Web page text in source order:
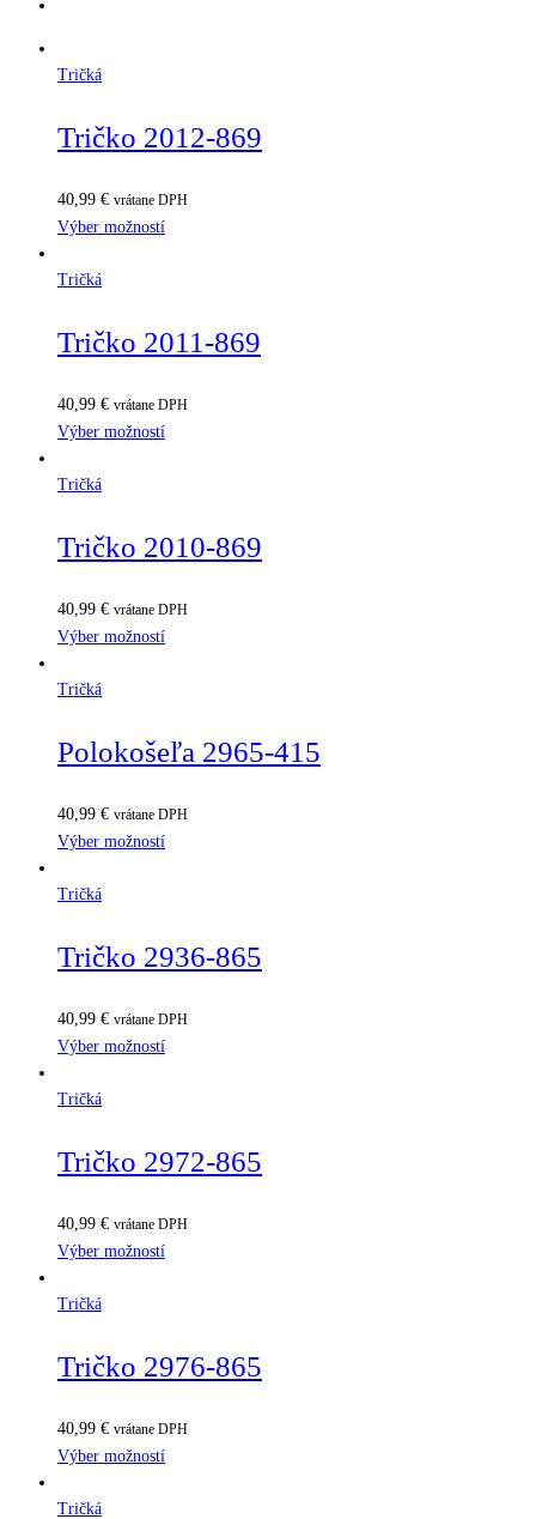
Tričká
Tričko 2012-869
40,99 € vrátane DPH
Výber možností
Tričká
Tričko 2011-869
40,99 € vrátane DPH
Výber možností
Tričká
Tričko 2010-869
40,99 € vrátane DPH
Výber možností
Tričká
Polokošeľa 2965-415
40,99 € vrátane DPH
Výber možností
Tričká
Tričko 2936-865
40,99 € vrátane DPH
Výber možností
Tričká
Tričko 2972-865
40,99 € vrátane DPH
Výber možností
Tričká
Tričko 2976-865
40,99 € vrátane DPH
Výber možností
Tričká